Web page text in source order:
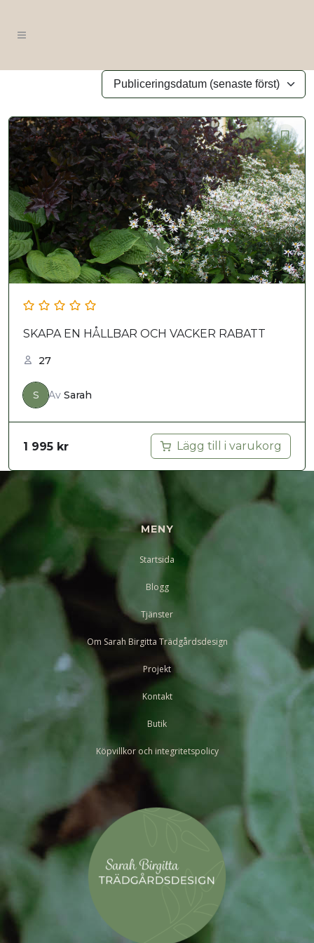
SKAPA EN HÅLLBAR OCH VACKER RABATT
27
S Av Sarah
1 995 kr Lägg till i varukorg
MENY
Startsida
Blogg
Tjänster
Om Sarah Birgitta Trädgårdsdesign
Projekt
Kontakt
Butik
Köpvillkor och integritetspolicy